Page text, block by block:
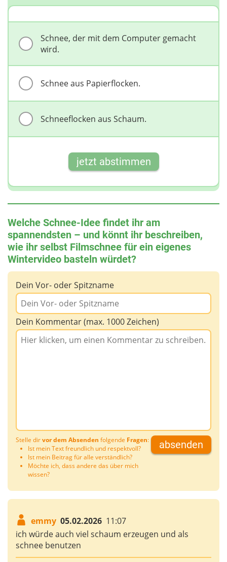
Schnee, der mit dem Computer gemacht
wird.
Schnee aus Papierflocken.
Schneeflocken aus Schaum.
jetzt abstimmen
Welche Schnee-Idee findet ihr am
spannendsten – und könnt ihr beschreiben,
wie ihr selbst Filmschnee für ein eigenes
Wintervideo basteln würdet?
Dein Vor- oder Spitzname
Dein Kommentar (max. 1000 Zeichen)
Stelle dirvor dem Absenden folgende Fragen:
Ist mein Text freundlich und respektvoll?
Ist mein Beitrag für alle verständlich?
Möchte ich, dass andere das über mich
wissen?
absenden
emmy 05.02.2026 11:07
ich würde auch viel schaum erzeugen und als
schnee benutzen